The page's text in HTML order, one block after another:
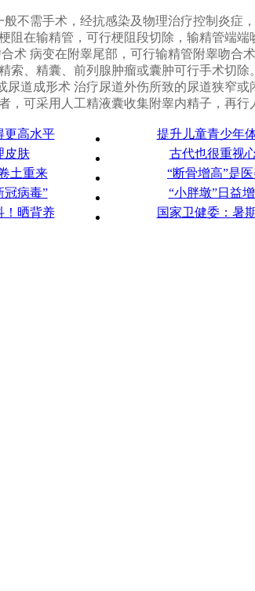
不需手术，经抗感染及物理治疗控制炎症
阻在输精管，可行梗阻段切除，输精管端端
术 病变在附睾尾部，可行输精管附睾吻合术
索、精囊、前列腺肿瘤或囊肿可行手术切除。
尿道成形术 治疗尿道外伤所致的尿道狭窄或
，可采用人工精液囊收集附睾内精子，再行
更高水平 提升儿童青少年
皮肤 古代也很重视
土重来 “断骨增高”是
冠病毒” “小胖墩”日益
！晒背养 国家卫健委：暑